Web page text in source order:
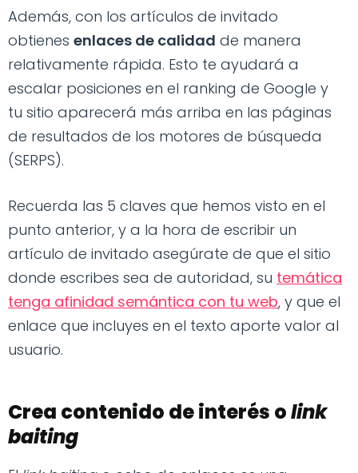
Además, con los artículos de invitado
obtienes enlaces de calidad de manera
relativamente rápida. Esto te ayudará a
escalar posiciones en el ranking de Google y
tu sitio aparecerá más arriba en las páginas
de resultados de los motores de búsqueda
(SERPS).
Recuerda las 5 claves que hemos visto en el
punto anterior, y a la hora de escribir un
artículo de invitado asegúrate de que el sitio
donde escribes sea de autoridad, su temática
tenga afinidad semántica con tu web, y que el
enlace que incluyes en el texto aporte valor al
usuario.
Crea contenido de interés olink
baiting